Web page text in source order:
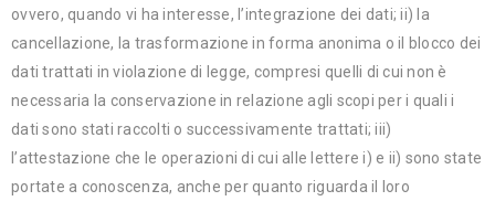
ovvero, quando vi ha interesse, l’integrazione dei dati; ii) la
cancellazione, la trasformazione in forma anonima o il blocco dei
dati trattati in violazione di legge, compresi quelli di cui non è
necessaria la conservazione in relazione agli scopi per i quali i
dati sono stati raccolti o successivamente trattati; iii)
l’attestazione che le operazioni di cui alle lettere i) e ii) sono state
portate a conoscenza, anche per quanto riguarda il loro